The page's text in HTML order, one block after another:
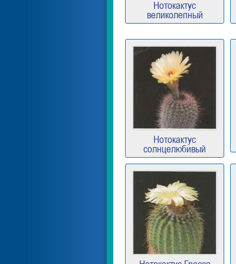
Нотокактус
великолепный
Нотокактус
солнцелюбивый